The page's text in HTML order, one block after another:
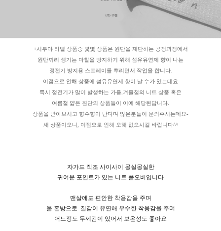
+시부야 라벨 상품중 몇몇 상품은 원단을 재단하는 공정과정에서
원단끼리 생기는 마찰을 방지하기 위해 섬유유연제 향이 나는
정전기 방지용 스프레이를 뿌리면서 작업을 합니다.
이점으로 인해 상품에 섬유유연제 향이 날 수가 있는데요
특시 정전기가 많이 발생하는 가을,겨울철의 니트 상품 혹은
여름철 얇은 원단의 상품들이 이에 해당된답니다.
상품을 받아보시고 향수향이 난다며 많은분들이 문의주시는데요-
새 상품이오니, 이점으로 인해 오해 없으시길 바랍니다^^
쟈가드 직조 사이사이 몽실몽실한
귀여운 포인트가 있는 니트 풀오버입니다
맨살에도 편안한 착용감을 주며
울 혼방으로 질감이 유연해 우수한 착용감을 주며
어느정도 두께감이 있어서 보온성도 좋아요